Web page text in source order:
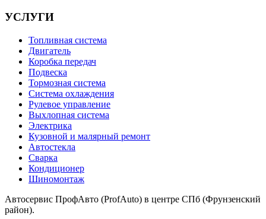
УСЛУГИ
Топливная система
Двигатель
Коробка передач
Подвеска
Тормозная система
Система охлаждения
Рулевое управление
Выхлопная система
Электрика
Кузовной и малярный ремонт
Автостекла
Сварка
Кондиционер
Шиномонтаж
Автосервис ПрофАвто (ProfAuto) в центре СПб (Фрунзенский
район).